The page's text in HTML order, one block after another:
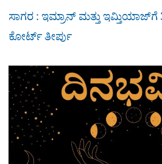
ಸಾಗರ : ಇಮ್ರಾನ್​ ಮತ್ತು ಇಮ್ತಿಯಾಜ್​ಗೆ
ಕೋರ್ಟ್​ ತೀರ್ಪು